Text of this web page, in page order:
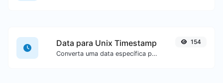
Data para Unix Timestamp
Converta uma data específica para o formato de unix timestamp.
154